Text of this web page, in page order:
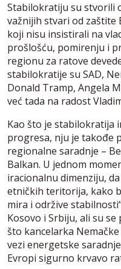
Stabilokratiju su stvorili
važnijih stvari od zaštite
koji nisu insistirali na
prošlošću, pomirenju i
regionu za ratove
stabilokratije su SAD,
Donald Tramp, Angela
već tada na radost
Kao što je stabilokratija
progresa, nju je takođe
regionalne saradnje –
Balkan. U jednom
iracionalnu dimenziju,
etničkih teritorija, kako
mira i održive
Kosovo i Srbiju, ali su
što kancelarka
vezi energetske
Evropi sigurno krvavo